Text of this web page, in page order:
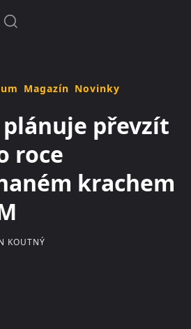
Magazín Novinky
převzít
roce
krachem
KOUTNÝ